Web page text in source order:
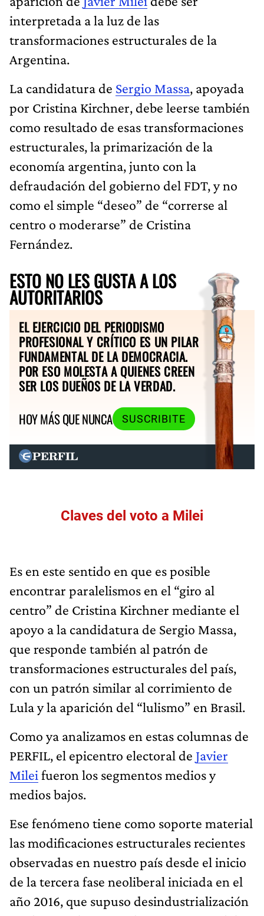
interpretada a la luz de las
transformaciones estructurales de la
Argentina.
La candidatura de Sergio Massa, apoyada
por Cristina Kirchner, debe leerse también
como resultado de esas transformaciones
estructurales, la primarización de la
economía argentina, junto con la
defraudación del gobierno del FDT, y no
como el simple “deseo” de “correrse al
centro o moderarse” de Cristina
Fernández.
ESTO NO LES GUSTA A LOS
AUTORITARIOS
EL EJERCICIO DEL PERIODISMO
PROFESIONAL Y CRÍTICO ES UN PILAR
FUNDAMENTAL DE LA DEMOCRACIA.
POR ESO MOLESTA A QUIENES CREEN
SER LOS DUEÑOS DE LA VERDAD.
HOY MÁS QUE NUNCA
SUSCRIBITE
Claves del voto a Milei
Es en este sentido en que es posible
encontrar paralelismos en el “giro al
centro” de Cristina Kirchner mediante el
apoyo a la candidatura de Sergio Massa,
que responde también al patrón de
transformaciones estructurales del país,
con un patrón similar al corrimiento de
Lula y la aparición del “lulismo” en Brasil.
Como ya analizamos en estas columnas de
PERFIL, el epicentro electoral de Javier
Milei fueron los segmentos medios y
medios bajos.
Ese fenómeno tiene como soporte material
las modificaciones estructurales recientes
observadas en nuestro país desde el inicio
de la tercera fase neoliberal iniciada en el
año 2016, que supuso desindustrialización